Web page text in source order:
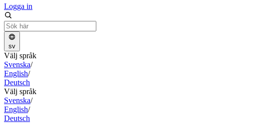
Logga in
sv
Välj språk
Svenska/
English/
Deutsch
Välj språk
Svenska/
English/
Deutsch